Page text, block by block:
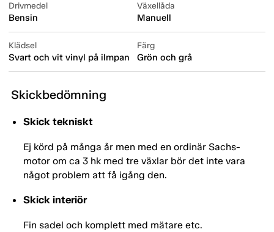
Drivmedel
Bensin
Växellåda
Manuell
Klädsel
Svart och vit vinyl på ilmpan
Färg
Grön och grå
Skickbedömning
Skick tekniskt
Ej körd på många år men med en ordinär Sachs-
motor om ca 3 hk med tre växlar bör det inte vara
något problem att få igång den.
Skick interiör
Fin sadel och komplett med mätare etc.